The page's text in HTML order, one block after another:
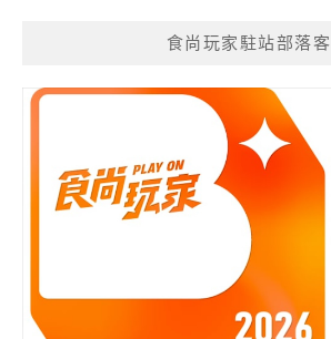
食尚玩家駐站部落客